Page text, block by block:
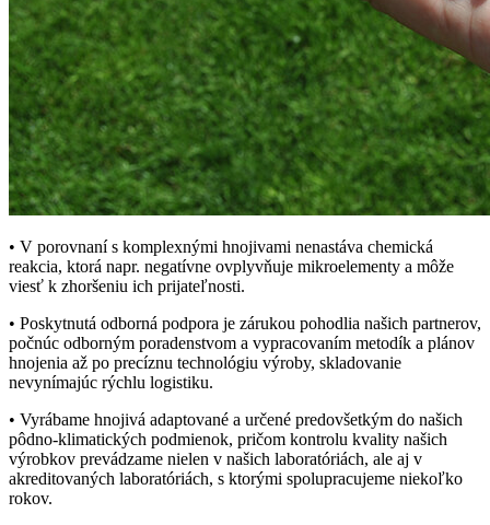
• V porovnaní s komplexnými hnojivami nenastáva chemická
reakcia, ktorá napr. negatívne ovplyvňuje mikroelementy a môže
viesť k zhoršeniu ich prijateľnosti.
• Poskytnutá odborná podpora je zárukou pohodlia našich partnerov,
počnúc odborným poradenstvom a vypracovaním metodík a plánov
hnojenia až po precíznu technológiu výroby, skladovanie
nevynímajúc rýchlu logistiku.
• Vyrábame hnojivá adaptované a určené predovšetkým do našich
pôdno-klimatických podmienok, pričom kontrolu kvality našich
výrobkov prevádzame nielen v našich laboratóriách, ale aj v
akreditovaných laboratóriách, s ktorými spolupracujeme niekoľko
rokov.